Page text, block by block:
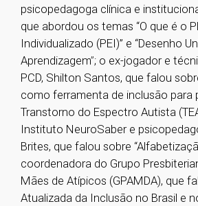
psicopedagoga clínica e
que abordou os temas “O que é o
Individualizado (PEI)” e “Desenho
Aprendizagem”; o ex-jogador e
PCD, Shilton Santos, que falou
como ferramenta de inclusão para
Transtorno do Espectro Autista
Instituto NeuroSaber e
Brites, que falou sobre
coordenadora do Grupo
Mães de Atípicos (GPAMDA), que
Atualizada da Inclusão no Brasil e